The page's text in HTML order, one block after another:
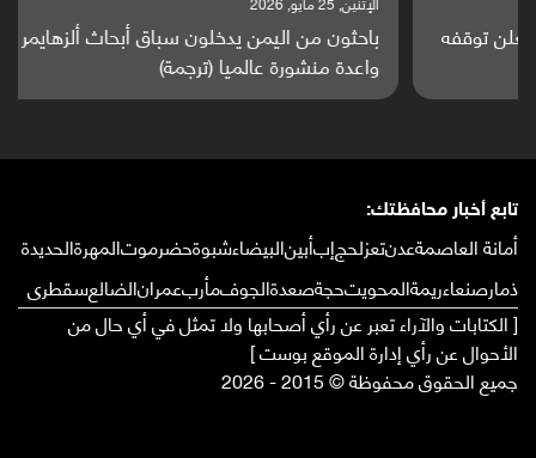
باحثون من اليمن يدخلون سباق أبحاث ألزهايمر بدراسة
واعدة منشورة عالميا (ترجمة)
تابع أخبار محافظتك:
أمانة العاصمةعدنتعزلحجإبأبينالبيضاءشبوةحضرموتالمهرةالحديدة
ذمارصنعاءريمةالمحويتحجةصعدةالجوفمأربعمرانالضالعسقطرى
[ الكتابات والآراء تعبر عن رأي أصحابها ولا تمثل في أي حال من
الأحوال عن رأي إدارة الموقع بوست ]
جميع الحقوق محفوظة © 2015 - 2026